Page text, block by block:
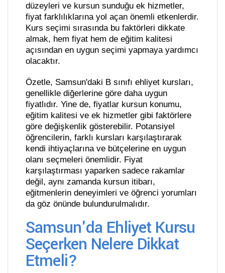
düzeyleri ve kursun sunduğu ek hizmetler,
fiyat farklılıklarına yol açan önemli etkenlerdir.
Kurs seçimi sırasında bu faktörleri dikkate
almak, hem fiyat hem de eğitim kalitesi
açısından en uygun seçimi yapmaya yardımcı
olacaktır.
Özetle, Samsun'daki B sınıfı ehliyet kursları,
genellikle diğerlerine göre daha uygun
fiyatlıdır. Yine de, fiyatlar kursun konumu,
eğitim kalitesi ve ek hizmetler gibi faktörlere
göre değişkenlik gösterebilir. Potansiyel
öğrencilerin, farklı kursları karşılaştırarak
kendi ihtiyaçlarına ve bütçelerine en uygun
olanı seçmeleri önemlidir. Fiyat
karşılaştırması yaparken sadece rakamlar
değil, aynı zamanda kursun itibarı,
eğitmenlerin deneyimleri ve öğrenci yorumları
da göz önünde bulundurulmalıdır.
Samsun'da Ehliyet Kursu
Seçerken Nelere Dikkat
Etmeli?